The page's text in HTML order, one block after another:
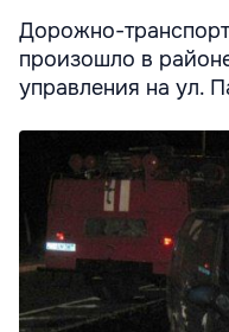
Дорожно-
произошло в
управления на ул.